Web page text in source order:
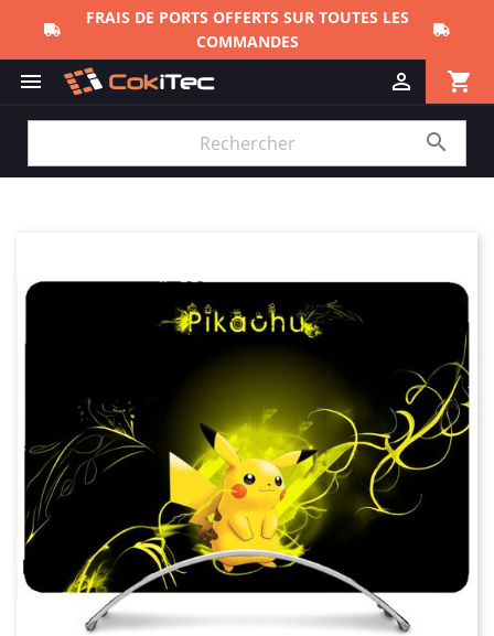
FRAIS DE PORTS OFFERTS SUR TOUTES LES
COMMANDES
 shopping_cart

